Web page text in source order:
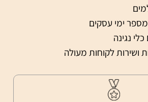
ימי עסקים
נגינה
ושירות לקוחות מעולה